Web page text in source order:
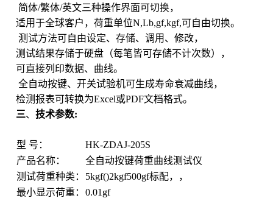
简体/繁体/英文三种操作界面可切换，
适用于全球客户，荷重单位N,Lb,gf,kgf,可自由切换。
测试方法可自由设定、存储、调用、修改，
测试结果存储于硬盘（每笔皆可存储不计次数），
可直接列印数据、曲线。
全自动按键、开关试验机可生成寿命衰减曲线，
检测报表可转换为Excel或PDF文档格式。
三、技术参数:
型 号：
HK-ZDAJ-205S
产品名称：
全自动按键荷重曲线测试仪
测试荷重种类：
5kgf( 标配
) ，
2kgf ，
500gf
最小显示荷重： 0.01gf